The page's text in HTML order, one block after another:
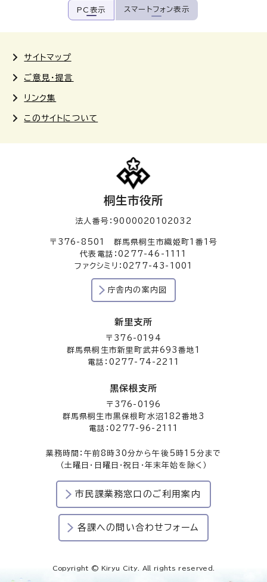
PC表示 スマートフォン表示
サイトマップ
ご意見・提言
リンク集
このサイトについて
桐生市役所
法人番号：9000020102032
〒376-8501 群馬県桐生市織姫町1番1号
代表電話：0277-46-1111
ファクシミリ：0277-43-1001
庁舎内の案内図
新里支所
〒376-0194
群馬県桐生市新里町武井693番地1
電話：0277-74-2211
黒保根支所
〒376-0196
群馬県桐生市黒保根町水沼182番地3
電話：0277-96-2111
業務時間：午前8時30分から午後5時15分まで
（土曜日・日曜日・祝日・年末年始を除く）
市民課業務窓口のご利用案内
各課への問い合わせフォーム
Copyright © Kiryu City. All rights reserved.